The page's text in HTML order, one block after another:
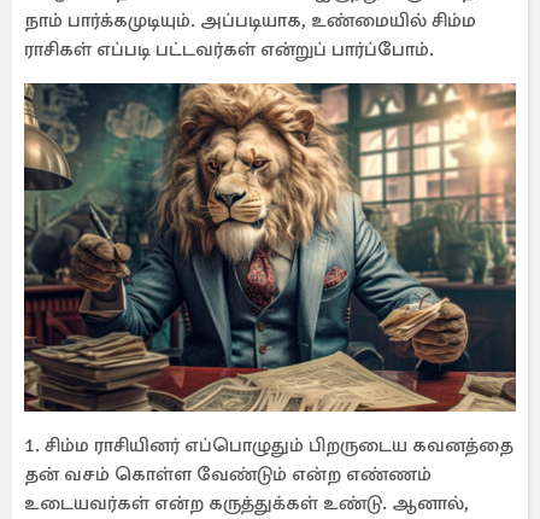
நாம் பார்க்கமுடியும். அப்படியாக, உண்மையில் சிம்ம
ராசிகள் எப்படி பட்டவர்கள் என்றுப் பார்ப்போம்.
1. சிம்ம ராசியினர் எப்பொழுதும் பிறருடைய கவனத்தை
தன் வசம் கொள்ள வேண்டும் என்ற எண்ணம்
உடையவர்கள் என்ற கருத்துக்கள் உண்டு. ஆனால்,